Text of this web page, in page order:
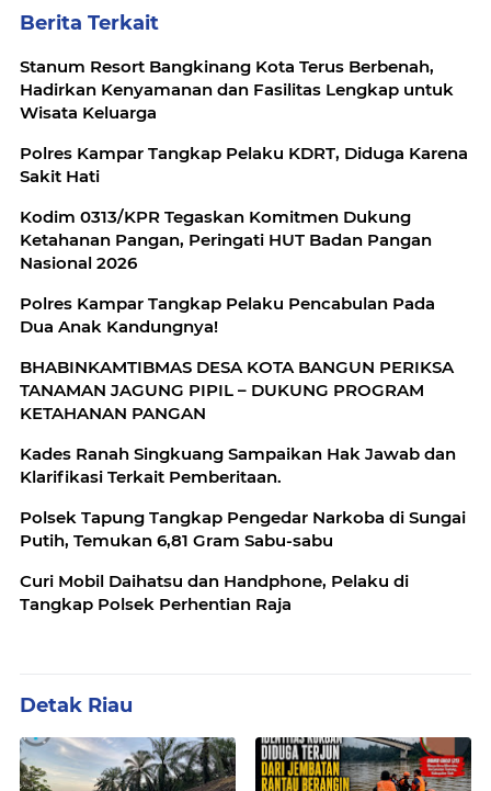
Berita Terkait
Stanum Resort Bangkinang Kota Terus Berbenah,
Hadirkan Kenyamanan dan Fasilitas Lengkap untuk
Wisata Keluarga
Polres Kampar Tangkap Pelaku KDRT, Diduga Karena
Sakit Hati
Kodim 0313/KPR Tegaskan Komitmen Dukung
Ketahanan Pangan, Peringati HUT Badan Pangan
Nasional 2026
Polres Kampar Tangkap Pelaku Pencabulan Pada
Dua Anak Kandungnya!
BHABINKAMTIBMAS DESA KOTA BANGUN PERIKSA
TANAMAN JAGUNG PIPIL – DUKUNG PROGRAM
KETAHANAN PANGAN
Kades Ranah Singkuang Sampaikan Hak Jawab dan
Klarifikasi Terkait Pemberitaan.
Polsek Tapung Tangkap Pengedar Narkoba di Sungai
Putih, Temukan 6,81 Gram Sabu-sabu
Curi Mobil Daihatsu dan Handphone, Pelaku di
Tangkap Polsek Perhentian Raja
Detak Riau